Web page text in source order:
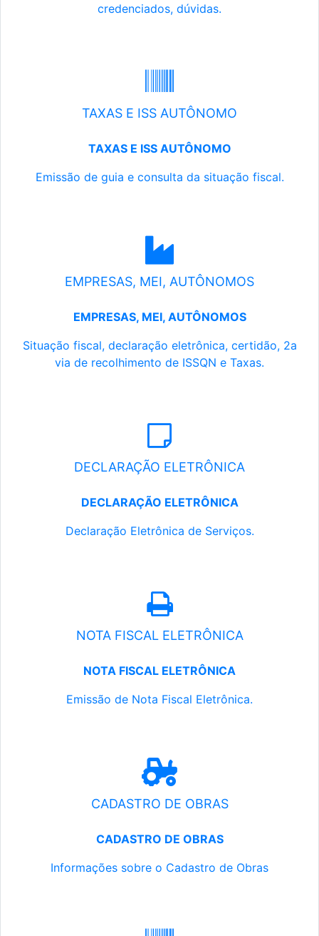
credenciados, dúvidas.
TAXAS E ISS AUTÔNOMO
TAXAS E ISS AUTÔNOMO
Emissão de guia e consulta da situação fiscal.
EMPRESAS, MEI, AUTÔNOMOS
EMPRESAS, MEI, AUTÔNOMOS
Situação fiscal, declaração eletrônica, certidão, 2a
via de recolhimento de ISSQN e Taxas.
DECLARAÇÃO ELETRÔNICA
DECLARAÇÃO ELETRÔNICA
Declaração Eletrônica de Serviços.
NOTA FISCAL ELETRÔNICA
NOTA FISCAL ELETRÔNICA
Emissão de Nota Fiscal Eletrônica.
CADASTRO DE OBRAS
CADASTRO DE OBRAS
Informações sobre o Cadastro de Obras